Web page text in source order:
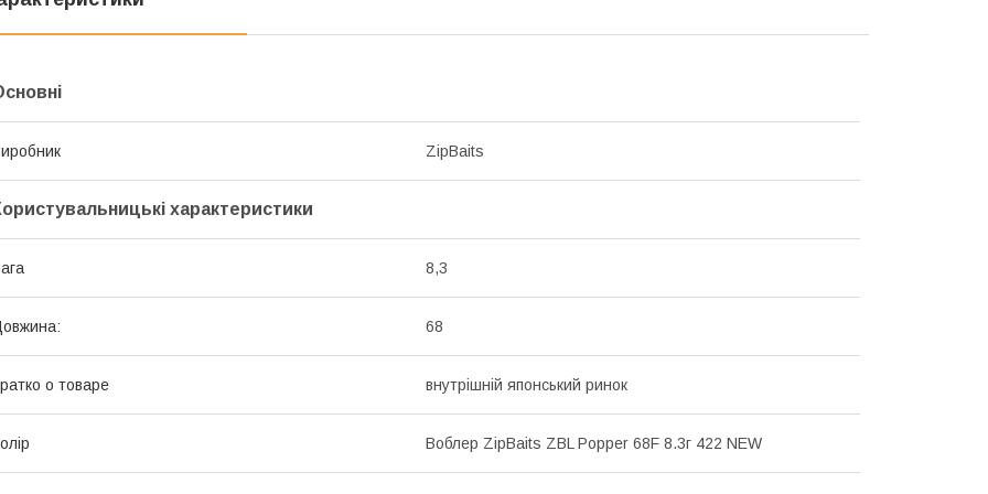
ZipBaits
характеристики
8,3
68
о товаре внутрішній японський ринок
Воблер ZipBaits ZBL Popper 68F 8.3г 422 NEW